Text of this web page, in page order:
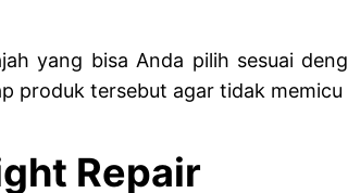
yang bisa Anda pilih sesuai
produk tersebut agar tidak
Repair